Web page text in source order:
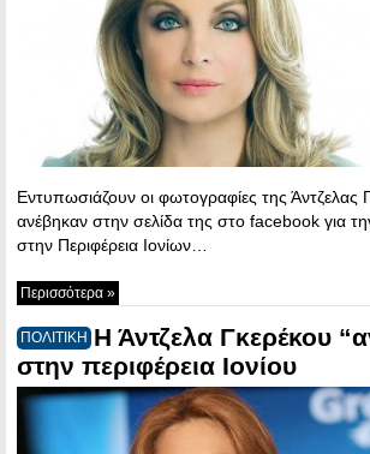
Εντυπωσιάζουν οι φωτογραφίες της Άντζελας
ανέβηκαν στην σελίδα της στο facebook για
στην Περιφέρεια Ιονίων…
Περισσότερα »
ΠΟΛΙΤΙΚΗ Η Άντζελα Γκερέκου
στην περιφέρεια Ιονίου